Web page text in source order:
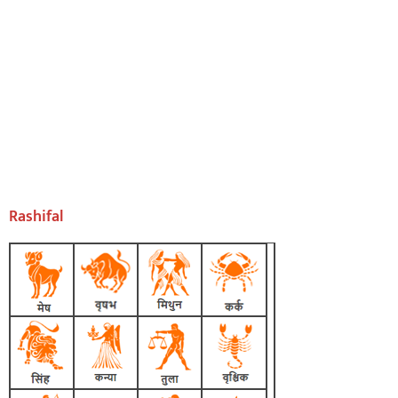
Rashifal